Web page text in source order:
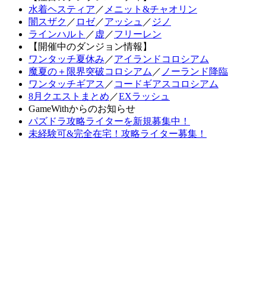
水着ヘスティア ／ メニット&チャオリン
闇スザク ／ ロゼ／アッシュ ／ ジノ
ラインハルト ／ 虚 ／フリーレン
【開催中のダンジョン情報】
ワンタッチ夏休み ／アイランドコロシアム
魔夏の＋限界突破コロシアム ／ ノーランド降臨
ワンタッチギアス ／ コードギアスコロシアム
8月クエストまとめ ／EXラッシュ
GameWithからのお知らせ
パズドラ攻略ライターを新規募集中！
未経験可&完全在宅！攻略ライター募集！